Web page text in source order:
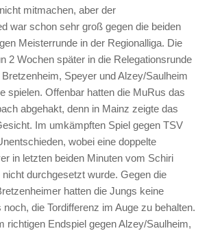
mitmachen, aber der
war schon sehr groß gegen die beiden
Meisterrunde in der Regionalliga. Die
2 Wochen später in die Relegationsrunde
Speyer und Alzey/Saulheim
spielen. Offenbar hatten die MuRus das
abgehakt, denn in Mainz zeigte das
Im umkämpften Spiel gegen TSV
wobei eine doppelte
in letzten beiden Minuten vom Schiri
durchgesetzt wurde. Gegen die
hatten die Jungs keine
die Tordifferenz im Auge zu behalten.
richtigen Endspiel gegen Alzey/Saulheim,